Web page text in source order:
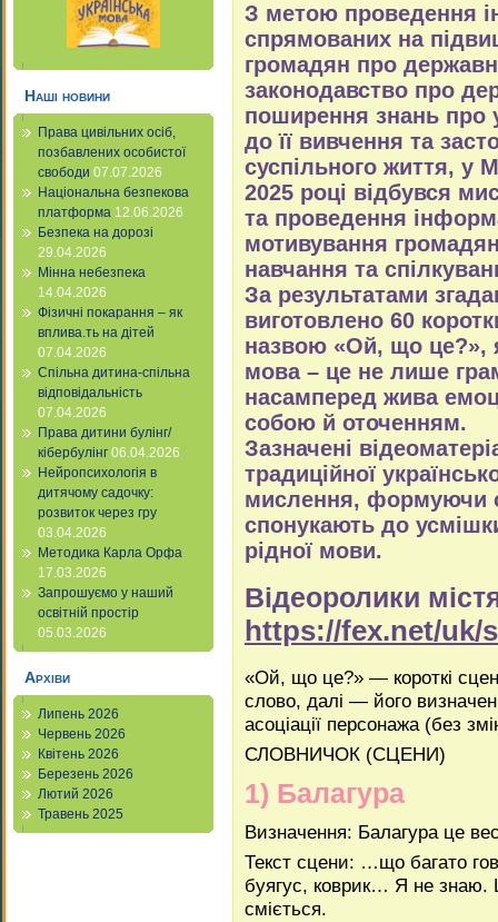
Наші новини
Права цивільних осіб,
позбавлених особистої
свободи 07.07.2026
Національна безпекова
платформа 12.06.2026
Безпека на дорозі
29.04.2026
Мінна небезпека
14.04.2026
Фізичні покарання – як
вплива.ть на дітей
07.04.2026
Спільна дитина-спільна
відповідальність
07.04.2026
Права дитини булінг/
кібербулінг 06.04.2026
Нейропсихологія в
дитячому садочку:
розвиток через гру
03.04.2026
Методика Карла Орфа
17.03.2026
Запрошуємо у наший
освітній простір
05.03.2026
Архіви
Липень 2026
Червень 2026
Квітень 2026
Березень 2026
Лютий 2026
Травень 2025
З метою проведення
спрямованих на
громадян про
законодавство про
поширення знань про
до її вивчення та
суспільного життя, у
2025 році відбувся
та проведення
мотивування
навчання та
За результатами
виготовлено 60
назвою «Ой, що це?»,
мова – це не лише
насамперед жива
собою й оточенням.
Зазначені
традиційної
мислення, формуючи
спонукають до
рідної мови.
Відеоролики
https://fex.net/uk/
«Ой, що це?» — короткі
слово, далі — його
асоціації персонажа (без
СЛОВНИЧОК (СЦЕНИ)
1) Балагура
Визначення: Балагура це
Текст сцени: …що багато
буягус, коврик… Я не знаю.
сміється.